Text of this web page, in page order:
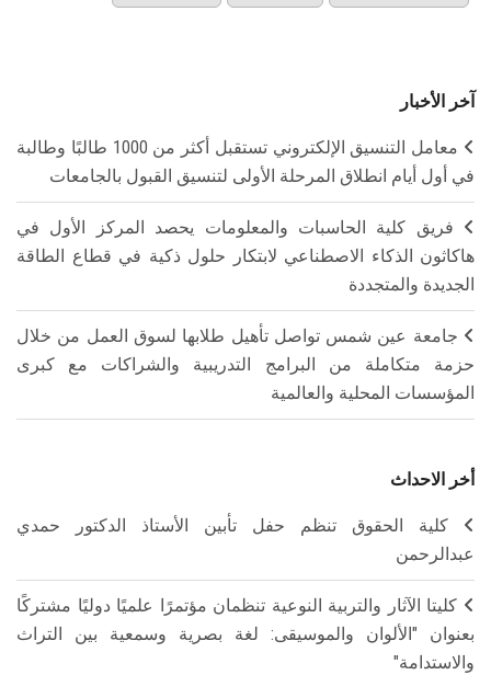
آخر الأخبار
معامل التنسيق الإلكتروني تستقبل أكثر من 1000 طالبًا وطالبة
في أول أيام انطلاق المرحلة الأولى لتنسيق القبول بالجامعات
فريق كلية الحاسبات والمعلومات يحصد المركز الأول في
هاكاثون الذكاء الاصطناعي لابتكار حلول ذكية في قطاع الطاقة
الجديدة والمتجددة
جامعة عين شمس تواصل تأهيل طلابها لسوق العمل من خلال
حزمة متكاملة من البرامج التدريبية والشراكات مع كبرى
المؤسسات المحلية والعالمية
أخر الاحداث
كلية الحقوق تنظم حفل تأبين الأستاذ الدكتور حمدي
عبدالرحمن
كليتا الآثار والتربية النوعية تنظمان مؤتمرًا علميًا دوليًا مشتركًا
بعنوان "الألوان والموسيقى: لغة بصرية وسمعية بين التراث
والاستدامة"